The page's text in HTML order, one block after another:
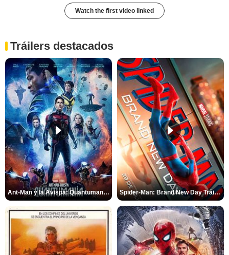
Watch the first video linked
Tráilers destacados
Ant-Man y la Avispa: Quantumanía Tráiler (2) Spider-Man: Brand New Day Tráiler (3)